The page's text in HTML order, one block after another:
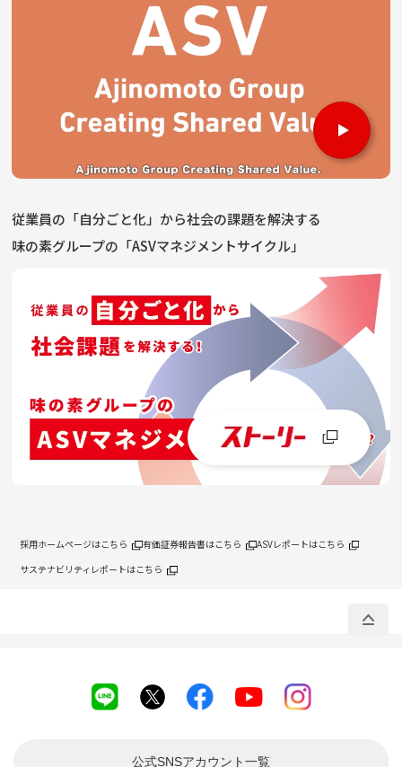
従業員の「自分ごと化」から社会の課題を解決する
味の素グループの「ASVマネジメントサイクル」
採用ホームページはこちら 有価証券報告書はこちら
ASVレポートはこちら
サステナビリティレポートはこちら
公式SNSアカウント一覧